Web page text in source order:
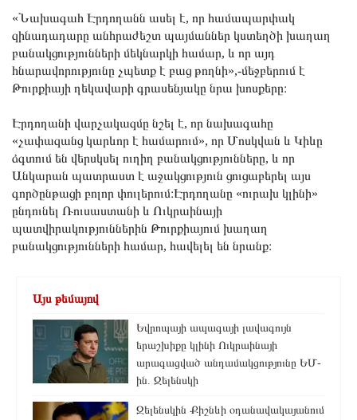
«Նախագահ Էրդողանն ասել է, որ համապարփակ
զինադադարը անհրաժեշտ պայմաններ կստեղծի խաղաղ
բանակցությունների մեկնարկի համար, և որ այդ
հնարավորությունը չպետք է բաց թողնի»,-մեջբերում է
Թուրքիայի ղեկավարի գրասենյակը նրա խոսքերը։
Էրդողանի վարչակազմը նշել է, որ նախագահը
«չափազանց կարևոր է համարում», որ Մոսկվան և Կիևը
ձգտում են վերսկսել ուղիղ բանակցությունները, և որ
Անկարան պատրաստ է աջակցություն ցուցաբերել այս
գործընթացի բոլոր փուլերում։Էրդողանը «ուրախ կլինի»
ընդունել Ռուսաստանի և Ուկրաինայի
պատվիրակություններին Թուրքիայում խաղաղ
բանակցությունների համար, հավելել են նրանք։
Այս թեմայով
Եվրոպայի ապագայի լավագույն
երաշխիքը կլինի Ուկրաինայի
արագացված անդամակցությունը ԵՄ-
ին. Զելենսկի
Զելենսկին Քիշնևի օդանավակայանում